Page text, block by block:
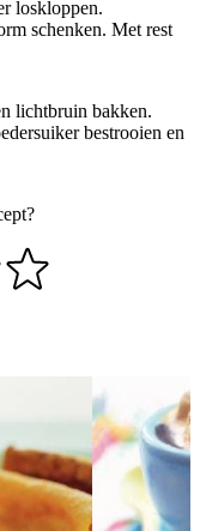
loskloppen.
schenken. Met rest
lichtbruin bakken.
bestrooien en